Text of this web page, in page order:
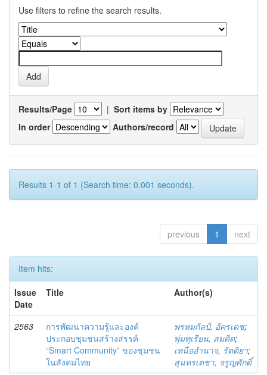
Use filters to refine the search results.
Results/Page | Sort items by
In order
Authors/record
Results 1-1 of 1 (Search time: 0.001 seconds).
previous 1 next
Item hits:
Issue
Date
Title Author(s)
2563
การพัฒนาความรู้และองค์
ประกอบชุมชนสร้างสรรค์
“Smart Community” ของชุมชน
ในสังคมไทย
พรหมกัลป์, อัครเดช;
พุ่มทุเรียน, สมคิด;
เหนืออำนาจ, รัตติยา;
สุนทรเดชา, จรูญศักดิ์